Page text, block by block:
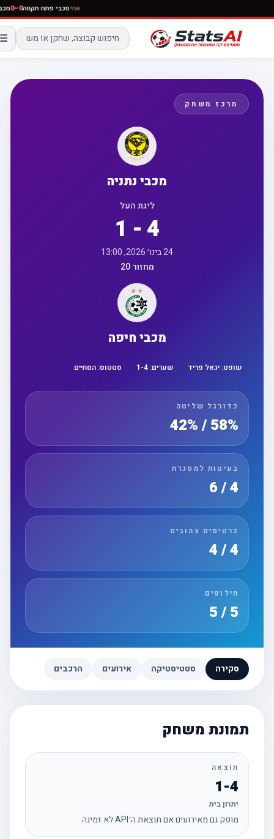
חימכבי פתח תקווה0–0
☰
מרכז משחק
מכבי נתניה
ליגת העל
1 - 4
24 בינו׳ 2026, 13:00
מחזור 20
מכבי חיפה
שופט:יגאל פריד שערים: 1 -4 סטטוס:הסתיים
כדורגל שליטה
58% / 42%
בעיטות למסגרת
כרטיסים צהובים
חילופים
סקירה סטטיסטיקה אירועים הרכבים
תמונת משחק
תוצאה
1-4
יתרון בית
מופק גם מאירועים אם תוצאת ה־API לא זמינה